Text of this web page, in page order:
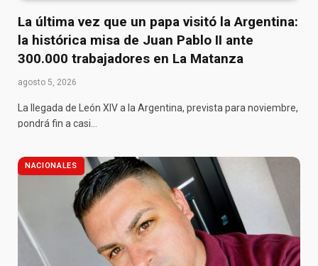
La última vez que un papa visitó la Argentina:
la histórica misa de Juan Pablo II ante
300.000 trabajadores en La Matanza
agosto 5, 2026
La llegada de León XIV a la Argentina, prevista para noviembre,
pondrá fin a casi…
NACIONALES